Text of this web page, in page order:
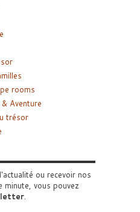
rooms
Aventure
trésor
ou recevoir nos
minute, vous pouvez
.